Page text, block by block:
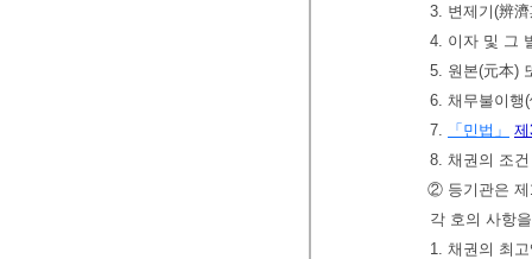
3. 변제기(辨
4. 이자 및 그
5. 원본(元本)
6. 채무불이행
7.
「민법」
8. 채권의 조건
② 등기관은 제
각 호의 사항
1. 채권의 최